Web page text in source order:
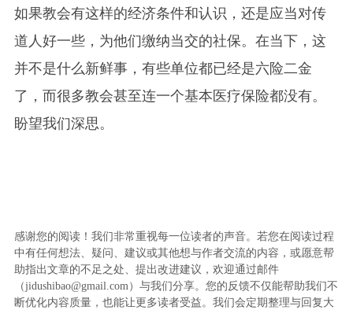
如果教会有这样的经济条件和认识，还是应当对传
道人好一些，为他们缴纳当交的社保。在当下，这
并不是什么新鲜事，有些单位都已经是六险二金
了，而很多教会甚至连一个基本医疗保险都没有。
盼望我们深思。
感谢您的阅读！我们非常重视每一位读者的声音。若您在阅读过程
中有任何想法、疑问、建议或其他想与作者交流的内容，或愿意帮
助指出文章的不足之处、提出改进建议，欢迎通过邮件
（jidushibao@gmail.com）与我们分享。您的反馈不仅能帮助我们不
断优化内容质量，也能让更多读者受益。我们会定期整理与回复大